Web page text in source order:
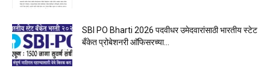
SBI PO Bharti 2026 पदवीधर उमेदवारांसाठी भारतीय स्टेट
बँकेत प्रोबेशनरी आ‍ॅफिसरच्या...